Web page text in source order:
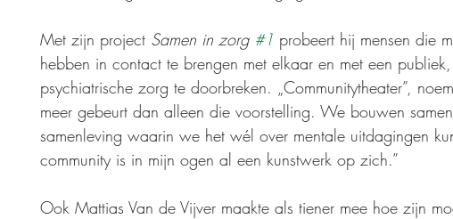
Met zijn project Samen in zorg #1 probeert hij mensen die
hebben in contact te brengen met elkaar en met een
psychiatrische zorg te doorbreken. „Communitytheater”,
meer gebeurt dan alleen die voorstelling. We bouwen
samenleving waarin we het wél over mentale uitdagingen
community is in mijn ogen al een kunstwerk op zich.”
Ook Mattias Van de Vijver maakte als tiener mee hoe zijn